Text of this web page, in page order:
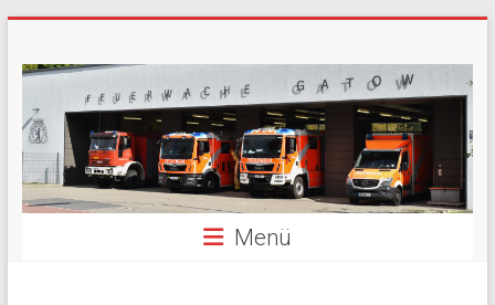
springen
Freiwillige
Feuerwehr
Berlin
Gatow
Menü